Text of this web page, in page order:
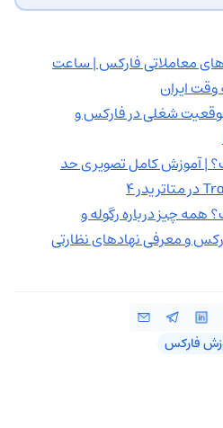
معاملاتی فارکس | ساعت
وقت ایران
و آشنایی با ۱۴ موقعیت شغلی در فارکس و
| آموزش کامل تصویری حد‌
چیز درباره‌ رگوله و
و معرفی نهادهای نظارتی
فارکس